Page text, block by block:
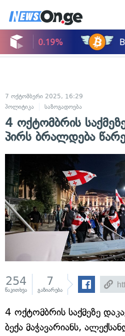
7 ოქტომბერი 2025, 16:29
პოლიტიკა
საზოგადოება
4 ოქტომბრის
პირს ბრალდება
254
წაკითხვა
7
გაზიარება
4 ოქტომბრის საქმეზე
ბექა მაჭავარიანს,